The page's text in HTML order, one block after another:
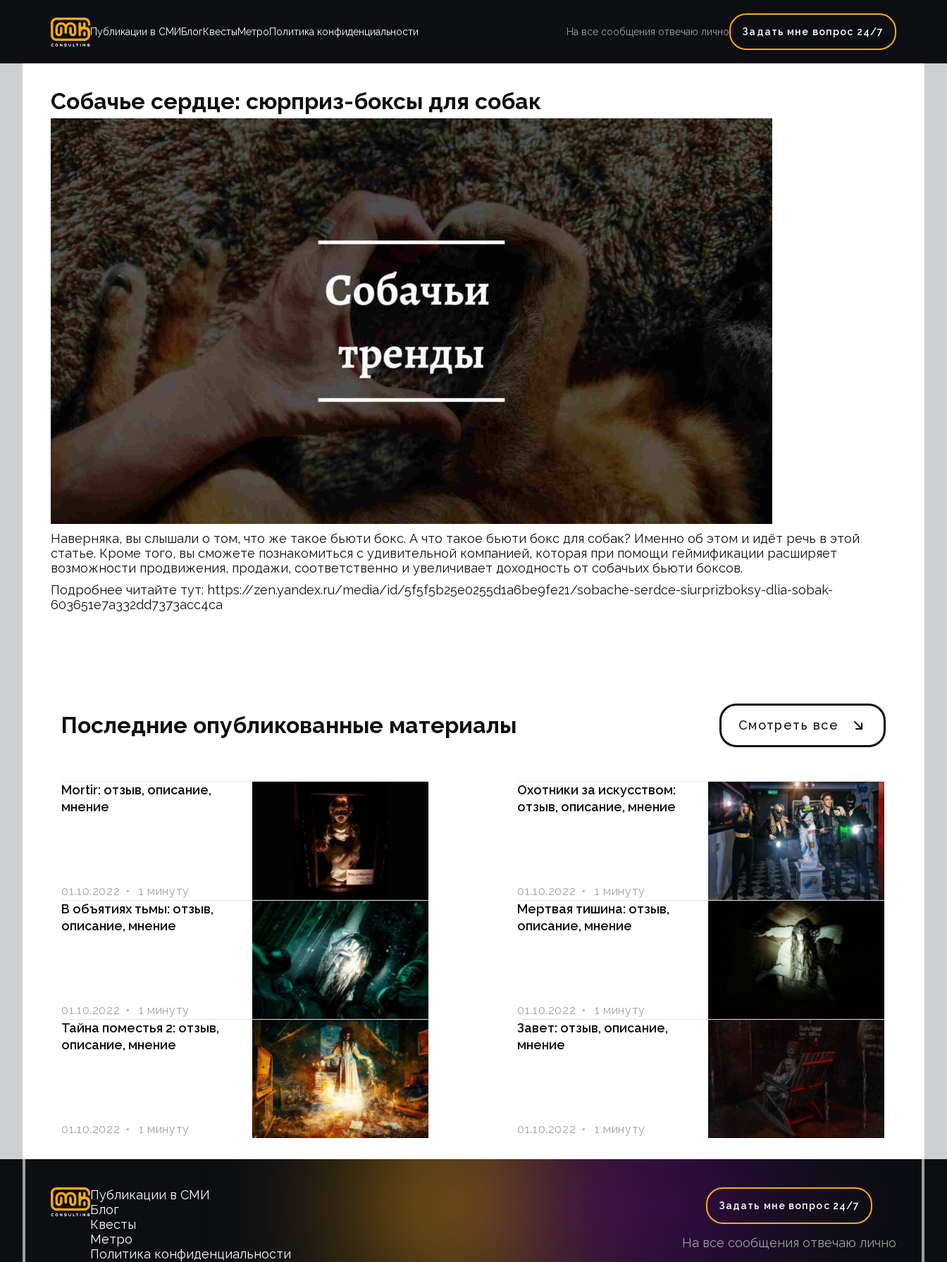
Публикации в СМИ БлогКвестыМетроПолитика конфиденциальности На все сообщения отвечаю лично Задать мне вопрос 24/7
Собачье сердце: сюрприз-боксы для собак
Наверняка, вы слышали о том, что же такое бьюти бокс. А что такое бьюти бокс для собак? Именно об этом и идёт речь в этой
статье. Кроме того, вы сможете познакомиться с удивительной компанией, которая при помощи геймификации расширяет
возможности продвижения, продажи, соответственно и увеличивает доходность от собачьих бьюти боксов.
Подробнее читайте тут: https://zen.yandex.ru/media/id/5f5f5b25e0255d1a6be9fe21/sobache-serdce-siurprizboksy-dlia-sobak-
603651e7a332dd7373acc4ca
Последние опубликованные материалы Смотреть все
Mortir: отзыв, описание,
мнение
01.10.2022 1 минуту
Охотники за искусством:
отзыв, описание, мнение
01.10.2022 1 минуту
В объятиях тьмы: отзыв,
описание, мнение
01.10.2022 1 минуту
Мертвая тишина: отзыв,
описание, мнение
01.10.2022 1 минуту
Тайна поместья 2: отзыв,
описание, мнение
01.10.2022 1 минуту
Завет: отзыв, описание,
мнение
01.10.2022 1 минуту
Публикации в СМИ
Блог
Квесты
Метро
Политика конфиденциальности
Задать мне вопрос 24/7
На все сообщения отвечаю лично